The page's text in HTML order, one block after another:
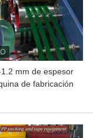
mm de espesor
de fabricación
PRECIO